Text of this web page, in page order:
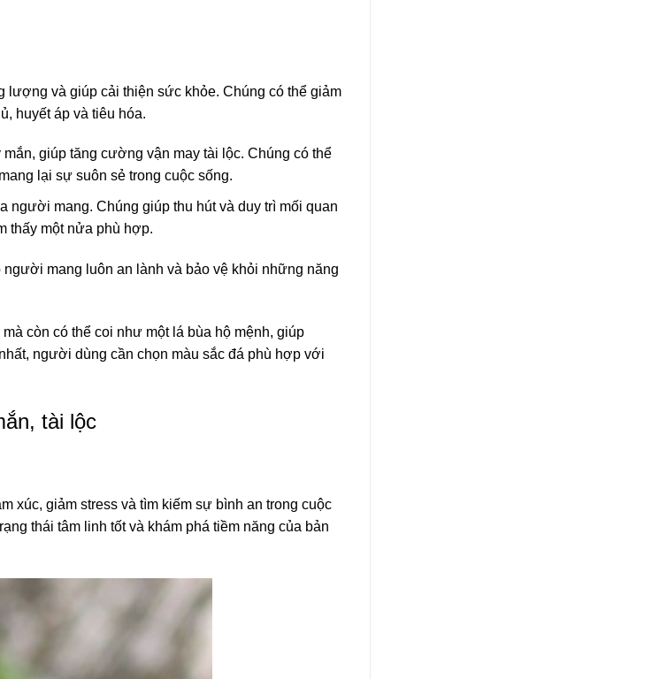
lượng và giúp cải thiện sức khỏe. Chúng có thể giảm
huyết áp và tiêu hóa.
giúp tăng cường vận may tài lộc. Chúng có thể
lại sự suôn sẻ trong cuộc sống.
người mang. Chúng giúp thu hút và duy trì mối quan
thấy một nửa phù hợp.
mang luôn an lành và bảo vệ khỏi những năng
còn có thể coi như một lá bùa hộ mệnh, giúp
người dùng cần chọn màu sắc đá phù hợp với
tài lộc
xúc, giảm stress và tìm kiếm sự bình an trong cuộc
thái tâm linh tốt và khám phá tiềm năng của bản